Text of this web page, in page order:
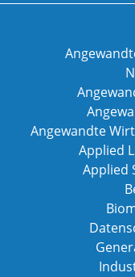
Angewandte
Applied
Applied